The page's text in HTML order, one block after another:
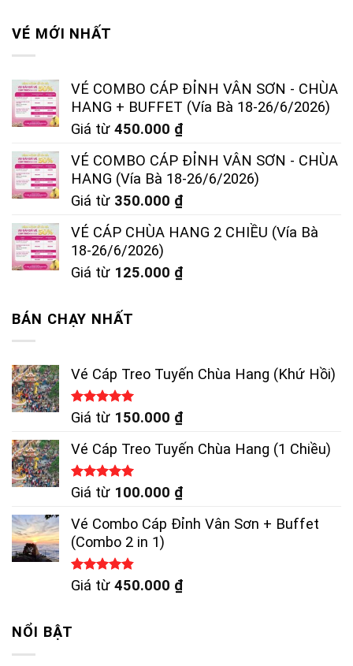
VÉ MỚI NHẤT
VÉ COMBO CÁP ĐỈNH VÂN SƠN - CHÙA
HANG + BUFFET (Vía Bà 18-26/6/2026)
Giá từ 450.000 ₫
VÉ COMBO CÁP ĐỈNH VÂN SƠN - CHÙA
HANG (Vía Bà 18-26/6/2026)
Giá từ 350.000 ₫
VÉ CÁP CHÙA HANG 2 CHIỀU (Vía Bà
18-26/6/2026)
Giá từ 125.000 ₫
BÁN CHẠY NHẤT
Vé Cáp Treo Tuyến Chùa Hang (Khứ Hồi)
Được xếp
Giá từ 150.000 ₫
Vé Cáp Treo Tuyến Chùa Hang (1 Chiều)
Được xếp
Giá từ 100.000 ₫
Vé Combo Cáp Đỉnh Vân Sơn + Buffet
(Combo 2 in 1)
Được xếp
Giá từ 450.000 ₫
NỔI BẬT